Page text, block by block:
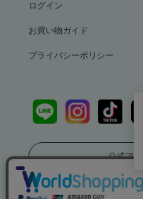
ログイン
お買い物ガイド
プライバシーポリシー
公式アプ
送料799円（沖縄、離